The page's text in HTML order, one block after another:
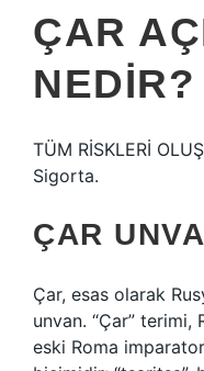
ÇAR
NEDIR?
TÜM RİSKLERİ
Sigorta.
ÇAR
Çar, esas olarak
unvan. “Çar” terimi,
eski Roma